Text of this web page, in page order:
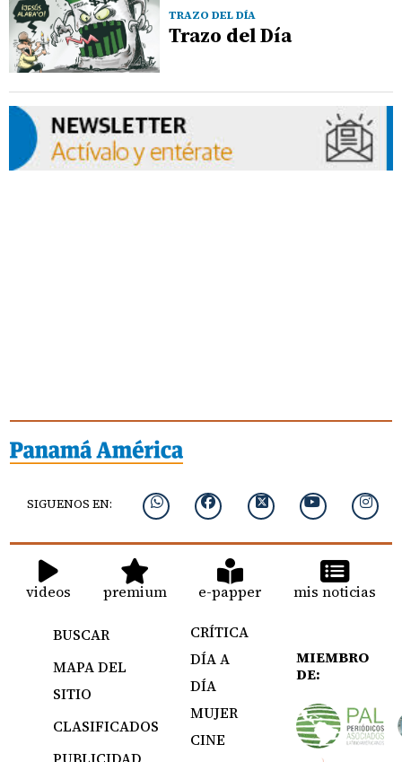
TRAZO DEL DÍA
Trazo del Día
SIGUENOS EN:
videos premium e-papper mis noticias
BUSCAR
MAPA DEL
SITIO
CLASIFICADOS
CRÍTICA
DÍA A
DÍA
MUJER
CINE
MIEMBRO
DE: